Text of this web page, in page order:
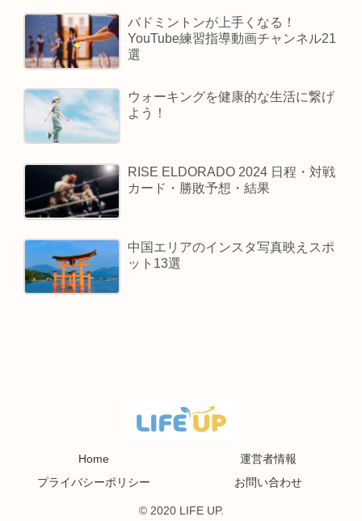
バドミントンが上手くなる！
YouTube練習指導動画チャンネル21
選
ウォーキングを健康的な生活に繋げ
よう！
RISE ELDORADO 2024 日程・対戦
カード・勝敗予想・結果
中国エリアのインスタ写真映えスポ
ット13選
Home
運営者情報
プライバシーポリシー
お問い合わせ
© 2020 LIFE UP.